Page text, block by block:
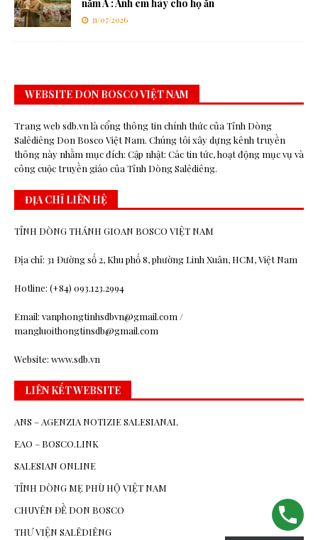
năm A : Anh em hãy cho họ ăn
31/07/2026
WEBSITE DON BOSCO VIỆT NAM
Trang web sdb.vn là cổng thông tin chính thức của Tỉnh Dòng
Salêdiêng Don Bosco Việt Nam. Chúng tôi xây dựng kênh truyền
thông này nhằm mục đích: Cập nhật: Các tin tức, hoạt động mục vụ và
công cuộc truyền giáo của Tỉnh Dòng Salêdiêng.
ĐỊA CHỈ LIÊN HỆ
TỈNH DÒNG THÁNH GIOAN BOSCO VIỆT NAM
Địa chỉ: 31 Đường số 2, Khu phố 8, phường Linh Xuân, HCM, Việt Nam
Hotline: (+84) 093.123.2994
Email: vanphongtinhsdbvn@gmail.com /
mangluoithongtinsdb@gmail.com
Website: www.sdb.vn
LIÊN KẾT WEBSITE
ANS – AGENZIA NOTIZIE SALESIANAL
EAO – BOSCO.LINK
SALESIAN ONLINE
TỈNH DÒNG MẸ PHÙ HỘ VIỆT NAM
CHUYÊN ĐỀ DON BOSCO
THƯ VIỆN SALÊDIÊNG